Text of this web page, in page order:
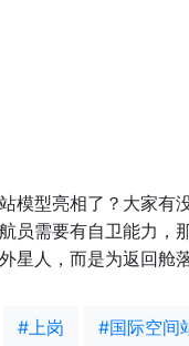
模型亮相了？大家
员需要有自卫能力
人，而是为返回舱
#上岗 #国际空间